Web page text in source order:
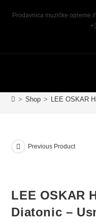
Prodavnica muzičke opreme
> Shop > LEE OSKAR
Previous Product
LEE OSKAR
Diatonic –